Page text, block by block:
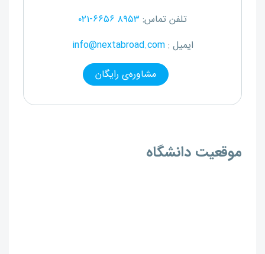
تلفن تماس: ۰۲۱-۶۶۵۶ ۸۹۵۳
ایمیل :info@nextabroad.com
مشاوره‌ی رایگان
موقعیت دانشگاه